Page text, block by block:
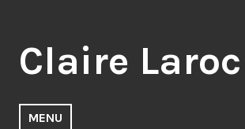
contenu
principal
Claire
MENU